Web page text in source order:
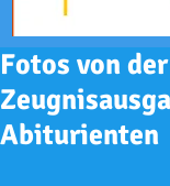
Fotos von der
Abiturienten